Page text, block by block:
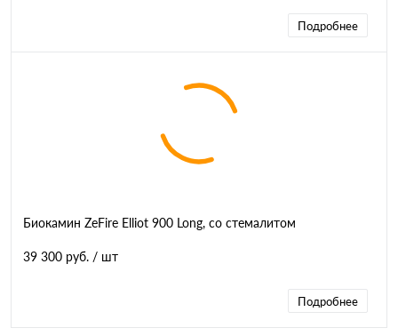
Подробнее
Биокамин ZeFire Elliot 900 Long, со стемалитом
39 300 руб. / шт
Подробнее